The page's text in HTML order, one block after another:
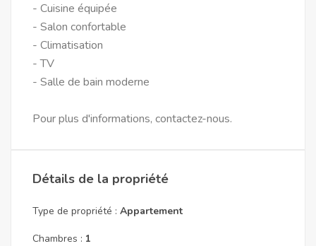
- Cuisine équipée
- Salon confortable
- Climatisation
- TV
- Salle de bain moderne
Pour plus d'informations, contactez-nous.
Détails de la propriété
Type de propriété : Appartement
Chambres : 1